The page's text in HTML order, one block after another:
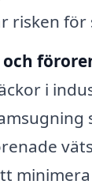
risken för
i